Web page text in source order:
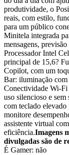
produtividade, o
reais, com estilo,
para um público
Minitela integrada
mensagens,
Processador Intel
principal de 15,6?
Copilot, com um
Bar: iluminação com
Conectividade Wi-Fi
uso silencioso e
com teclado
monitore
assistente virtual
eficiência.Imagens
divulgadas são de
É Gamer: não